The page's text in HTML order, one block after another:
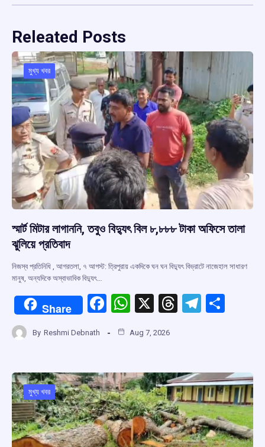
Releated Posts
মুখ্য খবর
স্মার্ট মিটার লাগাননি, তবুও বিদ্যুৎ বিল ৮,৮৮৮ টাকা অফিসে তালা
ঝুলিয়ে প্রতিবাদ
নিজস্ব প্রতিনিধি , আগরতলা, ৭ আগস্ট: ত্রিপুরায় একদিকে ঘন ঘন বিদ্যুৎ বিভ্রাটে নাজেহাল সাধারণ
মানুষ, অন্যদিকে অস্বাভাবিক বিদ্যুৎ…
Share
F
ce
o
o
k
W
at
A
p
p
X
T
d
s
T
a
m
By Reshmi Debnath Aug 7, 2026
মুখ্য খবর